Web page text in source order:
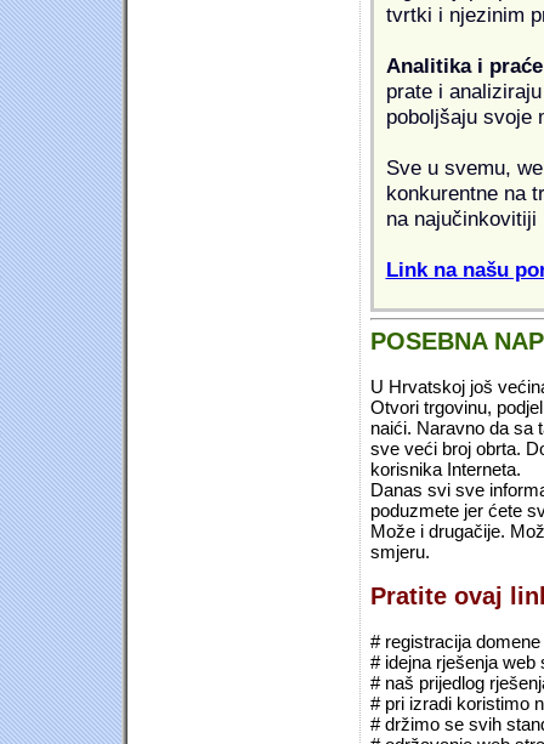
tvrtki i njezinim
Analitika i
prate i
poboljšaju svoje
Sve u svemu,
konkurentne na
na najučinkovitiji
Link na našu
POSEBNA
U Hrvatskoj još
Otvori trgovinu,
naići. Naravno da sa
sve veći broj obrta.
korisnika Interneta.
Danas svi sve
poduzmete jer ćete
Može i drugačije.
smjeru.
Pratite ovaj
# registracija
# idejna rješenja web
# naš prijedlog
# pri izradi koristimo
# držimo se svih